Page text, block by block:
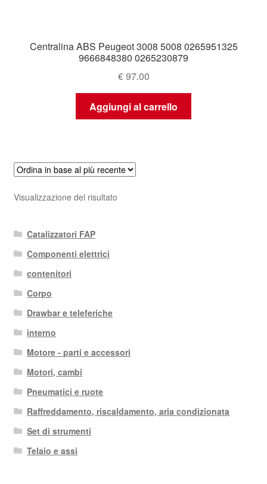
Centralina ABS Peugeot 3008 5008 0265951325
9666848380 0265230879
€97.00
Aggiungi al carrello
Visualizzazione del risultato
Catalizzatori FAP
Componenti elettrici
contenitori
Corpo
Drawbar e teleferiche
interno
Motore - parti e accessori
Motori, cambi
Pneumatici e ruote
Raffreddamento, riscaldamento, aria condizionata
Set di strumenti
Telaio e assi